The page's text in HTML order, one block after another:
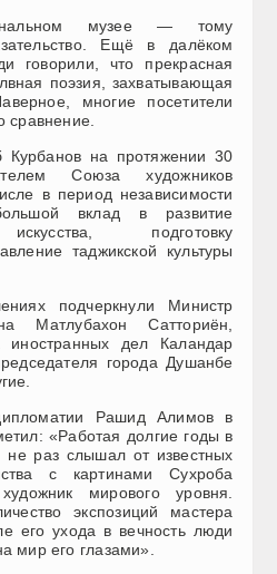
музее — тому
Ещё в далёком
говорили, что прекрасная
поэзия, захватывающая
многие посетители
сравнение.
на протяжении 30
Союза художников
в период независимости
вклад в развитие
искусства, подготовку
таджикской культуры
подчеркнули Министр
Матлубахон Сатториён,
иностранных дел Каландар
города Душанбе
Рашид Алимов в
«Работая долгие годы в
не раз слышал от известных
с картинами Сухроба
мирового уровня.
экспозиций мастера
его ухода в вечность люди
мир его глазами».